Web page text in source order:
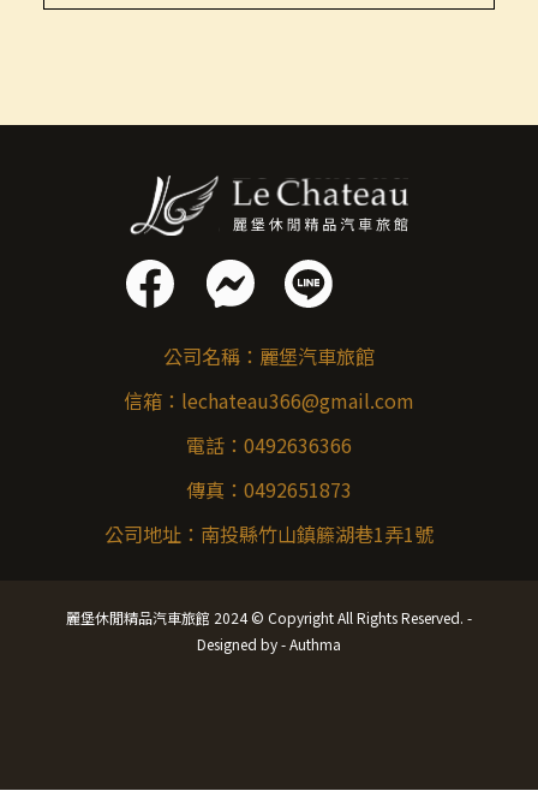
公司名稱： 麗堡汽車旅館
公司地址： 南投縣竹山鎮籐湖巷1弄1號
信箱： lechateau366@gmail.com
電話： 0492636366
傳真： 0492651873
麗堡休閒精品汽車旅館 2024 © Copyright All Rights Reserved. -
Designed by -Authma